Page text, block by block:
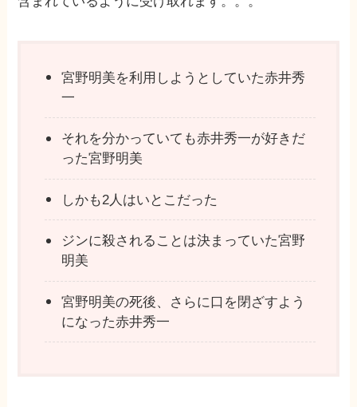
宮野明美を利用しようとしていた赤井秀
一
それを分かっていても赤井秀一が好きだ
った宮野明美
しかも2人はいとこだった
ジンに殺されることは決まっていた宮野
明美
宮野明美の死後、さらに口を閉ざすよう
になった赤井秀一